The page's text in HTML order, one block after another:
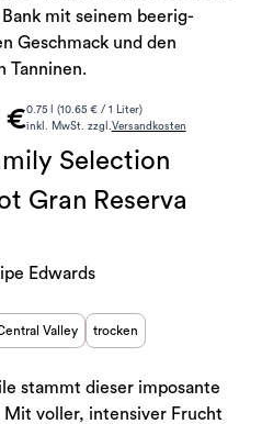
mit seinem beerig-
Geschmack und den
Tanninen.
€0.75 l (10.65 € / 1 Liter)
inkl. MwSt. zzgl.Versandkosten
Selection
Gran Reserva
Edwards
Valley trocken
stammt dieser imposante
Mit voller, intensiver Frucht